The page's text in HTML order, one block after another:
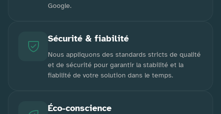
Google.
Sécurité & fiabilité
Nous appliquons des standards stricts de qualité
et de sécurité pour garantir la stabilité et la
fiabilité de votre solution dans le temps.
Éco-conscience